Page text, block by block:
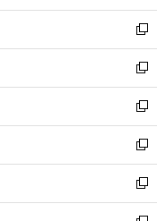
開
く
ウ
で
開
く
ン
ド
ウ
で
開
く
ウ
ィ
ン
ド
ウ
で
開
く
新
し
い
ウ
ィ
ン
ド
ウ
で
開
新
し
い
ウ
ィ
ン
ド
ウ
新
し
い
ウ
ィ
ン
新
し
い
ウ
新
し